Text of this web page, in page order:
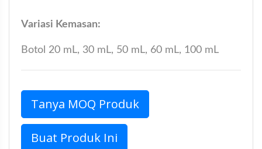
Variasi Kemasan:
Botol 20 mL, 30 mL, 50 mL, 60 mL, 100 mL
Tanya MOQ Produk
Buat Produk Ini